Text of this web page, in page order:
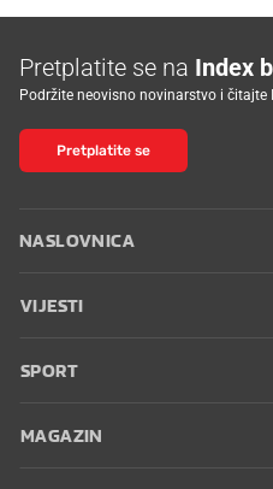
Pretplatite se na Index
Podržite neovisno novinarstvo i čitajte
Pretplatite se
NASLOVNICA
VIJESTI
SPORT
MAGAZIN